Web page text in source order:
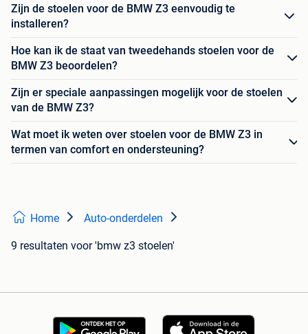
Zijn de stoelen voor de BMW Z3 eenvoudig te
installeren?
Hoe kan ik de staat van tweedehands stoelen voor de
BMW Z3 beoordelen?
Zijn er speciale aanpassingen mogelijk voor de stoelen
van de BMW Z3?
Wat moet ik weten over stoelen voor de BMW Z3 in
termen van comfort en ondersteuning?
Home Auto-onderdelen
9 resultaten voor 'bmw z3 stoelen'